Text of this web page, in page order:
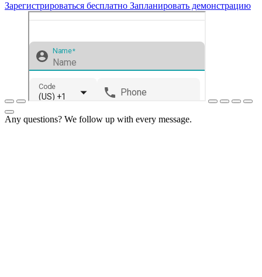
Зарегистрироваться бесплатно Запланировать демонстрацию
Any questions? We follow up with every message.